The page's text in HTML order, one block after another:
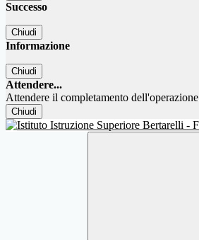
Successo
Chiudi
Informazione
Chiudi
Attendere...
Attendere il completamento
Chiudi